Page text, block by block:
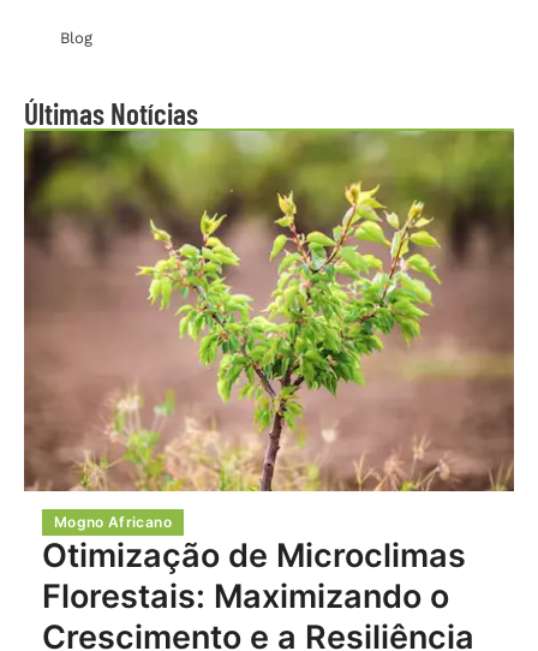
Blog
Últimas Notícias
Mogno Africano
Otimização de Microclimas
Florestais: Maximizando o
Crescimento e a Resiliência